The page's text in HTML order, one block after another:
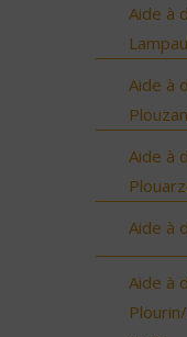
Aide à
Aide à
Aide à
Aide à
Aide à